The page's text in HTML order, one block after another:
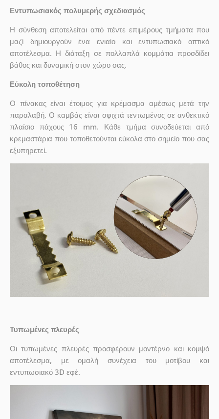
Εντυπωσιακός πολυμερής σχεδιασμός
Η σύνθεση αποτελείται από πέντε επιμέρους τμήματα που
μαζί δημιουργούν ένα ενιαίο και εντυπωσιακό οπτικό
αποτέλεσμα. Η διάταξη σε πολλαπλά κομμάτια προσδίδει
βάθος και δυναμική στον χώρο σας.
Εύκολη τοποθέτηση
Ο πίνακας είναι έτοιμος για κρέμασμα αμέσως μετά την
παραλαβή. Ο καμβάς είναι σφιχτά τεντωμένος σε ανθεκτικό
πλαίσιο πάχους 16 mm. Κάθε τμήμα συνοδεύεται από
κρεμαστάρια που τοποθετούνται εύκολα στο σημείο που σας
εξυπηρετεί.
Τυπωμένες πλευρές
Οι τυπωμένες πλευρές προσφέρουν μοντέρνο και κομψό
αποτέλεσμα, με ομαλή συνέχεια του μοτίβου και
εντυπωσιακό 3D εφέ.